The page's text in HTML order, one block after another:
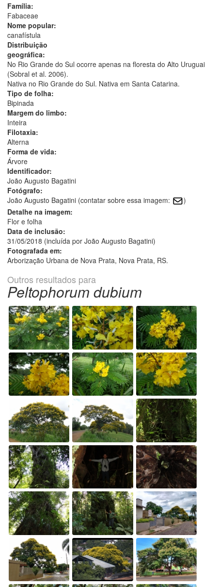
Família:
Fabaceae
Nome popular:
canafístula
Distribuição
geográfica:
No Rio Grande do Sul ocorre apenas na floresta do Alto Uruguai
(Sobral et al. 2006).
Nativa no Rio Grande do Sul. Nativa em Santa Catarina.
Tipo de folha:
Bipinada
Margem do limbo:
Inteira
Filotaxia:
Alterna
Forma de vida:
Árvore
Identificador:
João Augusto Bagatini
Fotógrafo:
João Augusto Bagatini (contatar sobre essa imagem:
)
Detalhe na imagem:
Flor e folha
Data de inclusão:
31/05/2018 (incluída por João Augusto Bagatini)
Fotografada em:
Arborização Urbana de Nova Prata, Nova Prata, RS.
Outros resultados para
Peltophorum dubium